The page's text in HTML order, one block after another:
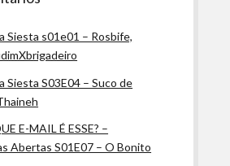
Siesta s01e01 – Rosbife,
Siesta S03E04 – Suco de
E-MAIL É ESSE? –
Abertas S01E07 – O Bonito